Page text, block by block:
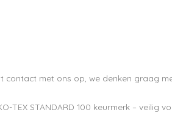
contact met ons op, we denken graag
STANDARD 100 keurmerk – veilig